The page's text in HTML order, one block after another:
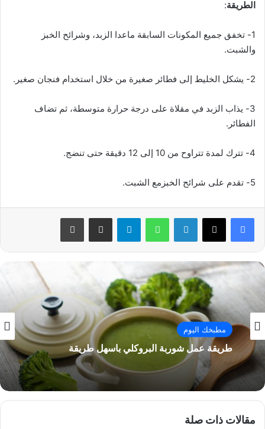
الطريقة:
1- تخفق جميع المكونات السابقة ماعدا الزبد، وشرائح الخبز
والشبت.
2- يشكل الخليط إلى فطائر صغيرة من خلال استخدام فنجان صغير.
3- يذاب الزبد في مقلاة على درجة حرارة متوسطة، ثم تضاف
الفطائر.
4- تترك لمدة تتراوح من 10 إلى 12 دقيقة حتى تنضج.
5- تقدم على شرائح الخبزمع الشبت.
فيسبوك لينكدإن واتساب
مطبخك اليوم
طريقة عمل شوربة البروكلي باسهل طريقة
مقالات ذات صلة